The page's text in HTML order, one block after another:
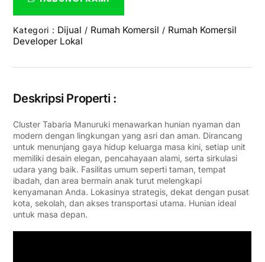
Kategori : Dijual / Rumah Komersil / Rumah Komersil
Developer Lokal
Deskripsi Properti :
Cluster Tabaria Manuruki menawarkan hunian nyaman dan
modern dengan lingkungan yang asri dan aman. Dirancang
untuk menunjang gaya hidup keluarga masa kini, setiap unit
memiliki desain elegan, pencahayaan alami, serta sirkulasi
udara yang baik. Fasilitas umum seperti taman, tempat
ibadah, dan area bermain anak turut melengkapi
kenyamanan Anda. Lokasinya strategis, dekat dengan pusat
kota, sekolah, dan akses transportasi utama. Hunian ideal
untuk masa depan.